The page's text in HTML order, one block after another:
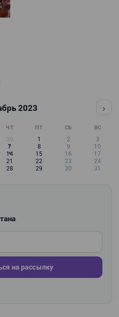
2023 ›
ЧТ ПТ СБ ВС
30 1 2
3
7 8 9
10
14 15 16
17
21 22 23
24
28 29 30 31
на рассылку